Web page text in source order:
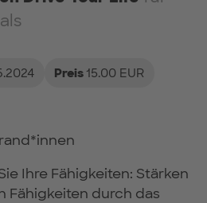
Preis 15.00 EUR
Ihre Fähigkeiten: Stärken
Fähigkeiten durch das